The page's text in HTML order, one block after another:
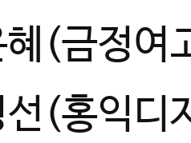
혜(금정여
선(홍익디